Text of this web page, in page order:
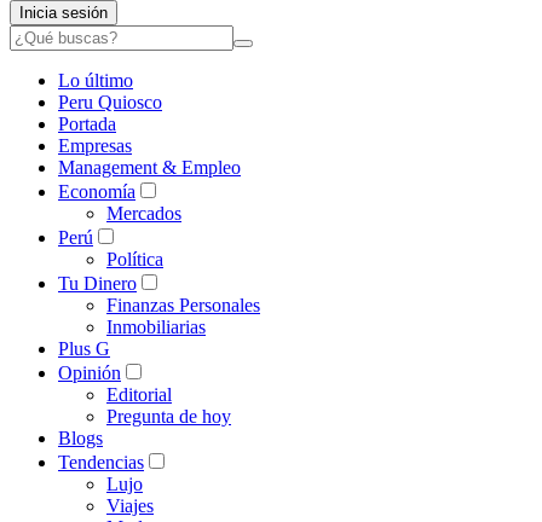
Inicia sesión
Lo último
Peru Quiosco
Portada
Empresas
Management & Empleo
Economía
Mercados
Perú
Política
Tu Dinero
Finanzas Personales
Inmobiliarias
Plus G
Opinión
Editorial
Pregunta de hoy
Blogs
Tendencias
Lujo
Viajes